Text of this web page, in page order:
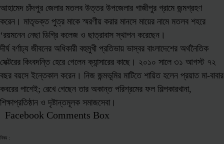
আহামেদ চাঁদপুর জেলার মতলব উত্তর উপজেলার গাজীপুর গ্রামে জন্মগ্রহণ
করেন। মাতৃভক্ত পুত্র মাকে স্মরণীয় করার মানসে মায়ের নামে মতলব শহরে
‘রয়মনেন নেছা ডিগ্রি কলেজ ও ছাত্রাবাস স্থাপন করেছেন।
দীর্ঘ বর্ণাঢ্য জীবনের অধিকারী বহুমুখী প্রতিভায় ভাস্বর বাংলাদেশের অর্থনৈতিক
সেক্টরের কিংবদন্তি হেরে গেলেন ক্যান্সারের কাছে। ২০১০ সালে ৩১ আগস্ট ৭২
বছর বয়সে ইন্তেকাল করেন। নিজ জন্মভূমির মাটিতে শায়িত হলেন প্রয়াত মা-বাবার
কবরের পাশেই; রেখে গেছেন তার অকান্ত পরিশ্রমের ফল শিল্পকারখানা,
শিক্ষাপ্রতিষ্ঠান ও দৃষ্টান্তমূলক সমাজসেবা।
Facebook Comments Box
বিষয় :